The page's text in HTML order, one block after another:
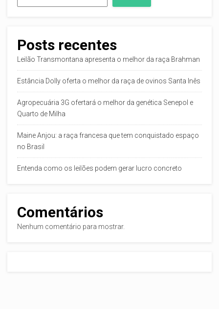
Posts recentes
Leilão Transmontana apresenta o melhor da raça Brahman
Estância Dolly oferta o melhor da raça de ovinos Santa Inês
Agropecuária 3G ofertará o melhor da genética Senepol e
Quarto de Milha
Maine Anjou: a raça francesa que tem conquistado espaço
no Brasil
Entenda como os leilões podem gerar lucro concreto
Comentários
Nenhum comentário para mostrar.